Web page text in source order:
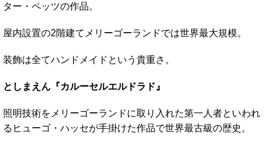
ター・ペッツの作品。
屋内設置の2階建てメリーゴーランドでは世界最大規模。
装飾は全てハンドメイドという貴重さ。
としまえん『カルーセルエルドラド』
照明技術をメリーゴーランドに取り入れた第一人者といわれ
るヒューゴ・ハッセが手掛けた作品で世界最古級の歴史。